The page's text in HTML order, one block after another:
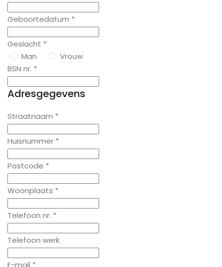
Geboortedatum *
Geslacht *
Man
Vrouw
BSN nr. *
Adresgegevens
Straatnaam *
Huisnummer *
Postcode *
Woonplaats *
Telefoon nr. *
Telefoon werk
E-mail *